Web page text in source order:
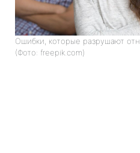
Ошибки, которые разрушают
(Фото: freepik.com)